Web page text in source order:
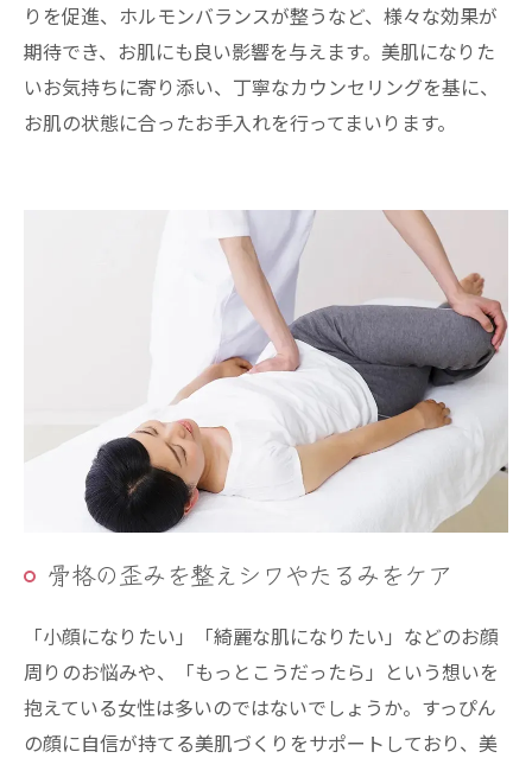
りを促進、ホルモンバランスが整うなど、様々な効果が
期待でき、お肌にも良い影響を与えます。美肌になりた
いお気持ちに寄り添い、丁寧なカウンセリングを基に、
お肌の状態に合ったお手入れを行ってまいります。
骨格の歪みを整えシワやたるみをケア
「小顔になりたい」「綺麗な肌になりたい」などのお顔
周りのお悩みや、「もっとこうだったら」という想いを
抱えている女性は多いのではないでしょうか。すっぴん
の顔に自信が持てる美肌づくりをサポートしており、美